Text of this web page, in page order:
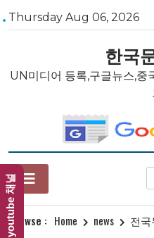
Skip
to
Thursday Aug 06, 2026
한국
UN미디어 등록,구글뉴스,중
Browse : Home news 전
youtube 채널